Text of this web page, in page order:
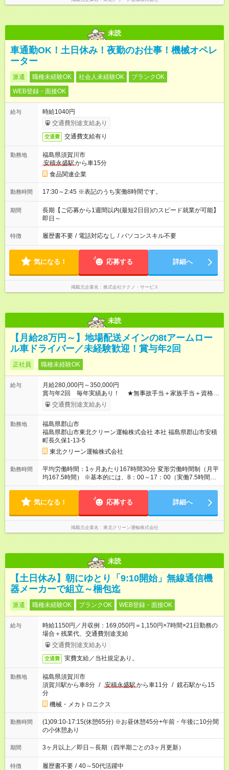
未読
車通勤OK！土日休み！夜勤のお仕事！機械オペレ
ーター
派遣 職種未経験OK 社会人未経験OK
ブランクOK
WEB登録・面接OK
給与
時給1040円
交通費別途支給あり
交通費 交通費支給有り
勤務地
福島県須賀川市
安積永盛駅から車15分
食品関連企業
勤務時間 17:30～2:45 ※表記のうち実働8時間です。
期間
長期【ご応募から1週間以内(最短2日目)のスピード就業が可能】
即日～
特徴 履歴書不要 / 電話対応なし / パソコンスキル不要
気になる！ 応募する 詳細へ
掲載元企業名 株式会社テクノ・サービス
未読
【月給28万円～】地場配送メインの8tアームロー
ル車ドライバー／未経験歓迎！賞与年2回
正社員 職種未経験OK
給与
月給280,000円～350,000円
賞与年2回 毎年実績あり！ ★無事故手当＋家族手当＋資格手
当なども充実！ 【試用期間】試用期間あり 試用期間の長さ：2
ヶ月 ※ 雇用形態と給与に、本採用時と異なる部分があります。
経験、能力により短期間への変更あり ■社会保険完備（雇用・労
災・健康・厚生年金） ■昇給あり ■賞与年2回 ■交通費支給あり ■
マイカー通勤OK（駐車場完備） ■資格取得支援制度あり（大型
免許、フォークリフト免許など） ■無事故手当 ■家族手当
交通費別途支給あり
勤務地
福島県郡山市
福島県郡山市東北クリーン運輸株式会社 本社 福島県郡山市安積
町長久保1-13-5
東北クリーン運輸株式会社
勤務時間
平均労働時間：1ヶ月あたり167時間30分 変形労働時間制（月平
均167.5時間） ※基本的には、8：00～17：00（実働7.5時間／
休憩90分）の勤務となります。 ※残業は月数回程度の県外運搬
す。 残業時間月平均 20～25時間 平均労働時間：1ヶ月あたり
は、8：00～17：00（実働7.5時間／休憩90分）の勤務となりま
す。 ※残業は月数回程度の県外運搬の際に発生しますが、それ
以外は基本的に定時で退社しています。 残業時間月平均 20～
気になる！ 応募する 詳細へ
掲載元企業名 東北クリーン運輸株式会社
未読
【土日休み】朝にゆとり「9:10開始」無線通信機
器メーカーで組立～梱包迄
派遣 職種未経験OK ブランクOK WEB登録・面接OK
給与
時給1150円／月収例：169,050円＝1,150円×7時間×21日勤務の
場合＋残業代、交通費別途支給
交通費別途支給あり
交通費 実費支給／当社規定あり。
勤務地
福島県須賀川市
須賀川駅から車8分 / 安積永盛駅から車11分 / 鏡石駅から15
分
機械・メカトロニクス
勤務時間
(1)09:10-17:15(休憩65分) ※お昼休憩45分+午前・午後に10分間
の小休憩あり
期間 3ヶ月以上／即日～長期（四半期ごとの3ヶ月更新）
特徴 履歴書不要 / 40～50代活躍中